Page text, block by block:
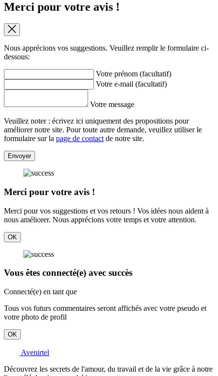
Merci pour votre avis !
Nous apprécions vos suggestions. Veuillez remplir le formulaire ci-
dessous:
Votre prénom (facultatif)
Votre e-mail (facultatif)
Votre message
Veuillez noter : écrivez ici uniquement des propositions pour
améliorer notre site. Pour toute autre demande, veuillez utiliser le
formulaire sur la page de contact de notre site.
Envoyer
Merci pour votre avis !
Merci pour vos suggestions et vos retours ! Vos idées nous aident à
nous améliorer. Nous apprécions votre temps et votre attention.
OK
Vous êtes connecté(e) avec succès
Connecté(e) en tant que
Tous vos futurs commentaires seront affichés avec votre pseudo et
votre photo de profil
OK
Avenirtel
Découvrez les secrets de l'amour, du travail et de la vie grâce à notre